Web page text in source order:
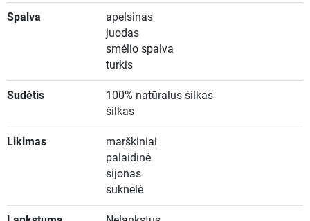
Spalva
apelsinas
juodas
smėlio spalva
turkis
Sudėtis
100% natūralus šilkas
šilkas
Likimas
marškiniai
palaidinė
sijonas
suknelė